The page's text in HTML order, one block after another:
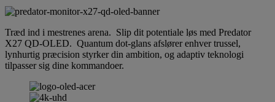
Træd ind i mestrenes arena. Slip dit potentiale løs med Predator
X27 QD-OLED. Quantum dot-glans afslører enhver trussel,
lynhurtig præcision styrker din ambition, og adaptiv teknologi
tilpasser sig dine kommandoer.